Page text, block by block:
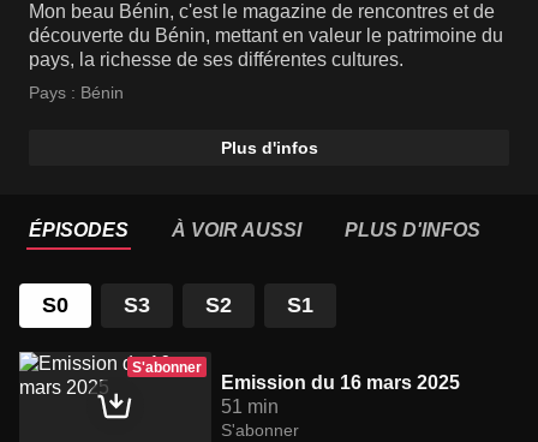
Mon beau Bénin, c'est le magazine de rencontres et de
découverte du Bénin, mettant en valeur le patrimoine du
pays, la richesse de ses différentes cultures.
Pays : Bénin
Plus d'infos
ÉPISODES À VOIR AUSSI PLUS D'INFOS
S0 S3 S2 S1
S'abonner
Emission du 16 mars 2025
51 min
S'abonner